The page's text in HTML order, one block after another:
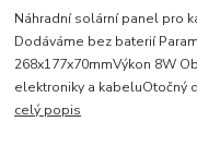
Náhradní solární panel pro
Dodáváme bez baterií
268x177x70mmVýkon 8W
elektroniky a kabeluOtočný
celý popis